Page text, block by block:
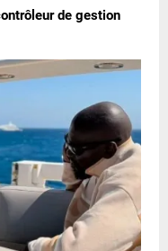
de gestion